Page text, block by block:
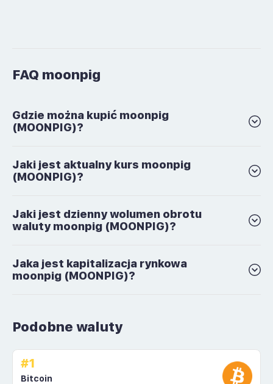
FAQ moonpig
Gdzie można kupić moonpig
(MOONPIG)?
Jaki jest aktualny kurs moonpig
(MOONPIG)?
Jaki jest dzienny wolumen obrotu
waluty moonpig (MOONPIG)?
Jaka jest kapitalizacja rynkowa
moonpig (MOONPIG)?
Podobne waluty
#1
Bitcoin